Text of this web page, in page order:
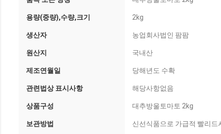
용량(중량),수량,크기 2kg
생산자 농업회사법인 팜팜
원산지 국내산
제조연월일 당해년도 수확
관련법상 표시사항 해당사항없음
상품구성 대추방울토마토 2kg
보관방법 신선식품으로 가급적 빨리